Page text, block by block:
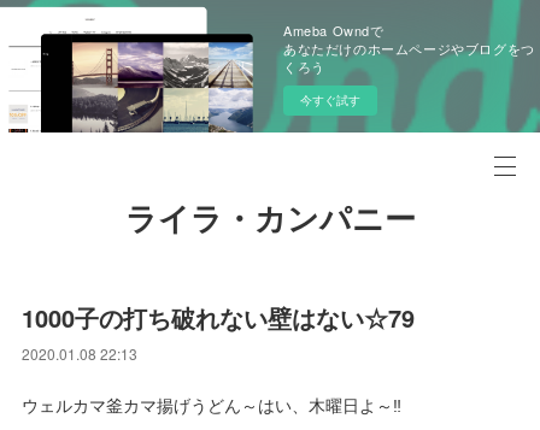
Ameba Owndで
あなただけのホームページやブログをつ
くろう
今すぐ試す
ライラ・カンパニー
1000子の打ち破れない壁はない☆79
2020.01.08 22:13
ウェルカマ釜カマ揚げうどん～はい、木曜日よ～‼